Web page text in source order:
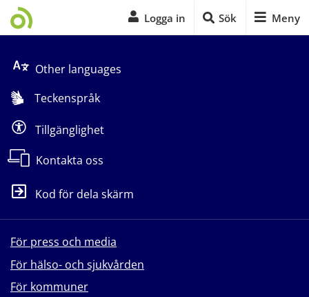
Logga in Sök Meny
Other languages
Teckenspråk
Tillgänglighet
Kontakta oss
Kod för dela skärm
För press och media
För hälso- och sjukvården
För kommuner